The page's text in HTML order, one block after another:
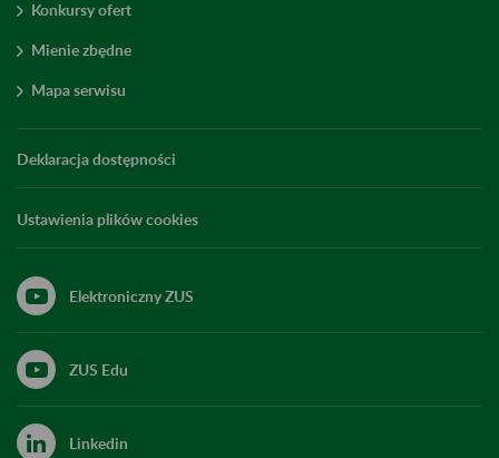
Konkursy ofert
Mienie zbędne
Mapa serwisu
Deklaracja dostępności
Ustawienia plików cookies
Elektroniczny ZUS
ZUS Edu
Linkedin